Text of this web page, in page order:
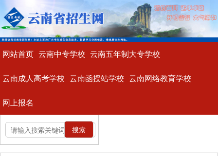
网站首页 云南中专学校 云南五年制大专学校
云南成人高考学校 云南函授站学校 云南网络教育学校
网上报名